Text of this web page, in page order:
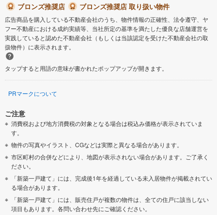
ブロンズ推奨店
ブロンズ推奨店 取り扱い物件
広告商品を購入している不動産会社のうち、物件情報の正確性、法令遵守、ヤ
フー不動産における成約実績等、当社所定の基準を満たした優良な店舗運営を
実践していると認めた不動産会社（もしくは当該認定を受けた不動産会社の取
扱物件）に表示されます。
タップすると用語の意味が書かれたポップアップが開きます。
PRマークについて
ご注意
消費税および地方消費税の対象となる場合は税込み価格が表示されていま
す。
物件の写真やイラスト、CGなどは実際と異なる場合があります。
市区町村の合併などにより、地図が表示されない場合があります。ご了承く
ださい。
「新築一戸建て」には、完成後1年を経過している未入居物件が掲載されてい
る場合があります。
「新築一戸建て」には、販売住戸が複数の物件は、全ての住戸に該当しない
項目もあります。各問い合わせ先にご確認ください。